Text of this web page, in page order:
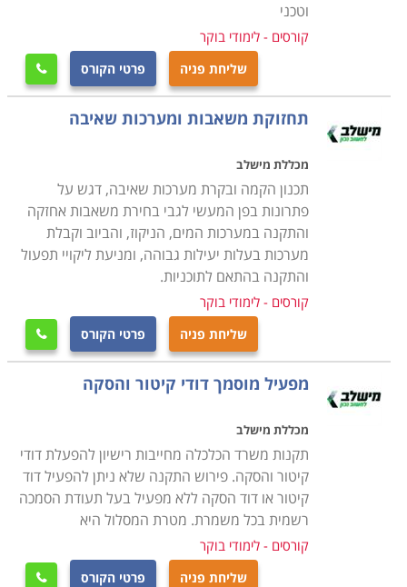
למי מיועד הקורס
הקורס מיועד לכל אדם המבקש לעסוק בתחום מעניין מאוד
המספק אתגר וסיפוק רב. עוד הוא מיועד לאנשים האוהבים
לעבוד עם הידיים, לתקן דברים ולהפעיל רמה גבוהה של
יצירתיות. אחזקה היא מקצוע המגלם בתוכו מגוון תחומים
ומקצועות, תוך שימוש בשיטות עבודה מגוונות. לכן, קורס
ניהול אחזקה מקנה ידע בסיסי במגוון תחומים כדוגמת
אינסטלציה, נגרות, מסגרות, מנעולנות, חשמל וכדומה.
במסגרת הקורס למעשה תלמדו כיצד להעניק אחזקה
שוטפת בתחומים אלו וכן באילו אנשי מקצוע יש להסתייע
במקרה הצורך.חשוב לזכור כי עולם האחזקה הוא מגוון מאוד
ודורש ידע נרחב בתחומים רבים. הקורס יקנה לכם את
היכולת לשמור על רמת תחזוקה גבוהה במוסד או ארגון וכן
את הכישורים להתמודד מול האתגרים הטכניים של צוות
וטכני
קורסים - לימודי בוקר
שליחת פניה פרטי הקורס 
תחזוקת משאבות ומערכות שאיבה
מכללת מישלב
תכנון הקמה ובקרת מערכות שאיבה, דגש על
פתרונות בפן המעשי לגבי בחירת משאבות אחזקה
והתקנה במערכות המים, הניקוז, והביוב וקבלת
מערכות בעלות יעילות גבוהה, ומניעת ליקויי תפעול
והתקנה בהתאם לתוכניות.
קורסים - לימודי בוקר
שליחת פניה פרטי הקורס 
מפעיל מוסמך דודי קיטור והסקה
מכללת מישלב
תקנות משרד הכלכלה מחייבות רישיון להפעלת דודי
קיטור והסקה. פירוש התקנה שלא ניתן להפעיל דוד
קיטור או דוד הסקה ללא מפעיל בעל תעודת הסמכה
רשמית בכל משמרת. מטרת המסלול היא
קורסים - לימודי בוקר
שליחת פניה פרטי הקורס 